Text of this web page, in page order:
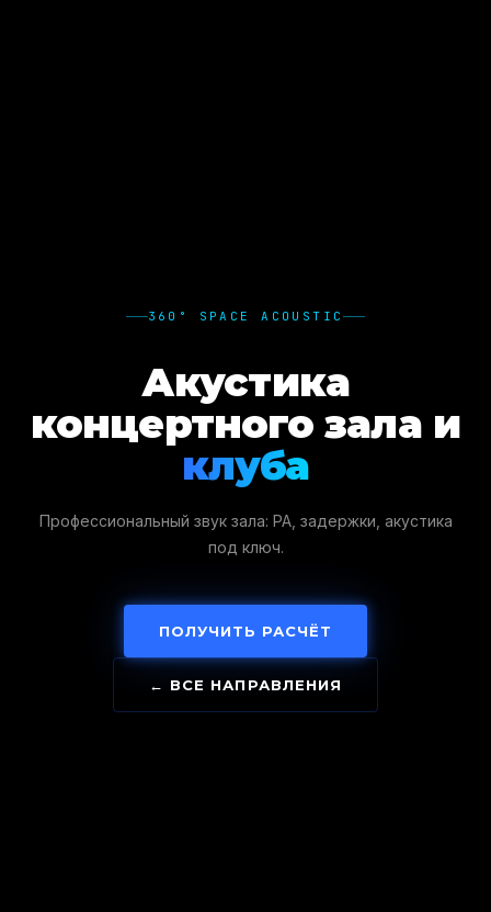
360° SPACE ACOUSTIC
Акустика
концертного зала и
клуба
Профессиональный звук зала: PA, задержки, акустика
под ключ.
ПОЛУЧИТЬ РАСЧЁТ
← ВСЕ НАПРАВЛЕНИЯ